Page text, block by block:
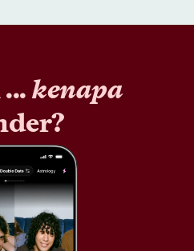
kenapa